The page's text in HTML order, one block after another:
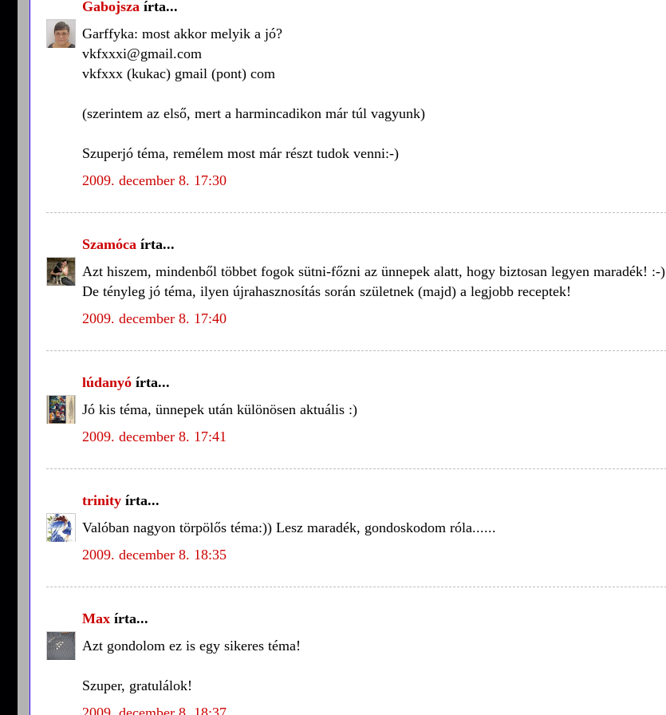
Gabojsza írta...
Garffyka: most akkor melyik a jó?
vkfxxxi@gmail.com
vkfxxx (kukac) gmail (pont) com
(szerintem az első, mert a harmincadikon már túl vagyunk)
Szuperjó téma, remélem most már részt tudok venni:-)
2009. december 8. 17:30
Szamóca írta...
Azt hiszem, mindenből többet fogok sütni-főzni az ünnepek alatt, hogy biztosan legyen maradék! :-)
De tényleg jó téma, ilyen újrahasznosítás során születnek (majd) a legjobb receptek!
2009. december 8. 17:40
lúdanyó írta...
Jó kis téma, ünnepek után különösen aktuális :)
2009. december 8. 17:41
trinity írta...
Valóban nagyon törpölős téma:)) Lesz maradék, gondoskodom róla......
2009. december 8. 18:35
Max írta...
Azt gondolom ez is egy sikeres téma!
Szuper, gratulálok!